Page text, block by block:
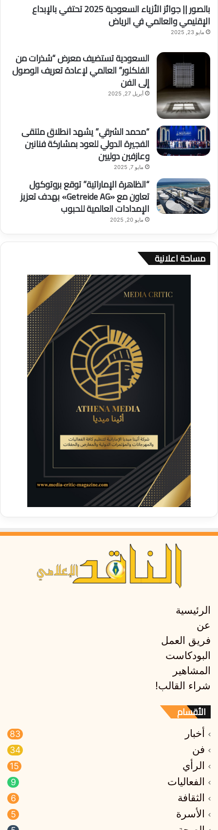
بالصور || جوائز الأزياء السعودية 2025 تحتفي بالإبداع
الإقليمي والعالمي في الرياض
مايو 23, 2025
السعودية تستضيف معرض “شذرات من
الفلكلور” العالمي لإعادة تعريف الوصول
إلى الفن
أبريل 27, 2025
“محمد الشرقي” يشهد انطلاق ملتقى
الفجيرة الدولي للعود بمشاركة فنانين
وعازفين دوليين
مايو 7, 2025
“الظاهرة الإماراتية” توقع بروتوكول
تعاون مع «Getreide AG» بهدف تعزيز
الإمدادات العالمية للحبوب
مايو 20, 2025
مساحة اعلانية
الرئيسية
عن
فريق العمل
البودكاست
المشاهير
شراء القالب!
الأقسام
أخبار 83
فن 34
الرأي 15
الفعاليات 9
الثقافة 6
الأسرة 5